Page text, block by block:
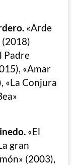
«Arde
Padre
«Amar
«La Conjura
«El
gran
(2003),